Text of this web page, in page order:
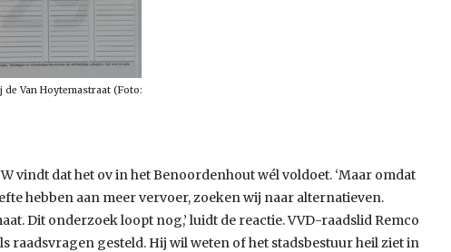
Van Hoytemastraat (Foto:
vindt dat het ov in het Benoordenhout wél voldoet. ‘Maar omdat
hebben aan meer vervoer, zoeken wij naar alternatieven.
Dit onderzoek loopt nog,’ luidt de reactie. VVD-raadslid Remco
raadsvragen gesteld. Hij wil weten of het stadsbestuur heil ziet in